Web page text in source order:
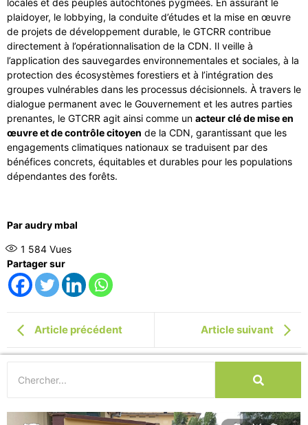
locales et des peuples autochtones pygmées. En assurant le
plaidoyer, le lobbying, la conduite d’études et la mise en œuvre
de projets de développement durable, le GTCRR contribue
directement à l’opérationnalisation de la CDN. Il veille à
l’application des sauvegardes environnementales et sociales, à la
protection des écosystèmes forestiers et à l’intégration des
groupes vulnérables dans les processus décisionnels. À travers le
dialogue permanent avec le Gouvernement et les autres parties
prenantes, le GTCRR agit ainsi comme un acteur clé de mise en
œuvre et de contrôle citoyen de la CDN, garantissant que les
engagements climatiques nationaux se traduisent par des
bénéfices concrets, équitables et durables pour les populations
dépendantes des forêts.
Par audry mbal
1 584 Vues
Partager sur
Article précédent Article suivant